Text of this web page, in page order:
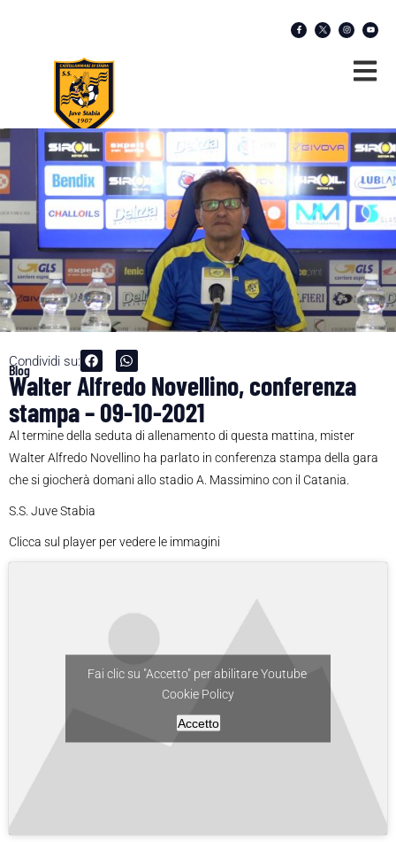
Condividi su:
Blog
Walter Alfredo Novellino, conferenza
stampa – 09-10-2021
Al termine della seduta di allenamento di questa mattina, mister
Walter Alfredo Novellino ha parlato in conferenza stampa della gara
che si giocherà domani allo stadio A. Massimino con il Catania.
S.S. Juve Stabia
Clicca sul player per vedere le immagini
Fai clic su "Accetto" per abilitare Youtube
Cookie Policy
Accetto